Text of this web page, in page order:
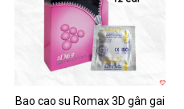
Bao cao su Romax 3D gân gai